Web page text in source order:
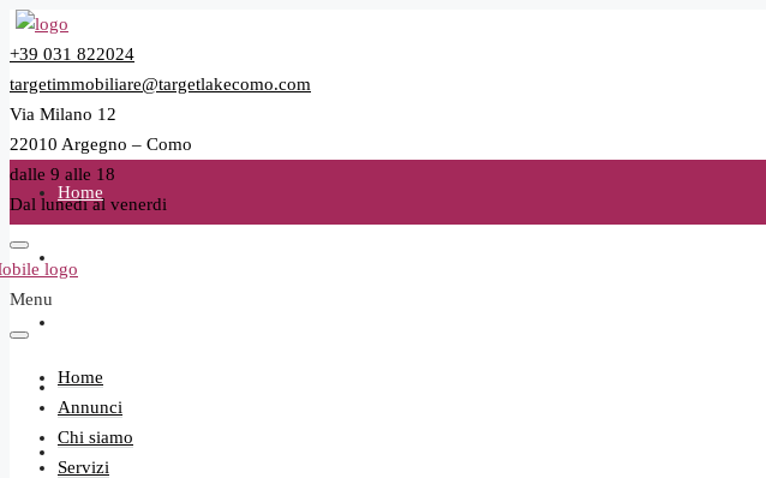
+39 031 822024
targetimmobiliare@targetlakecomo.com
Via Milano 12
22010 Argegno – Como
dalle 9 alle 18
Dal lunedi al venerdi
Home
Servizi
Contattaci
Menu
Home
Annunci
Chi siamo
Servizi